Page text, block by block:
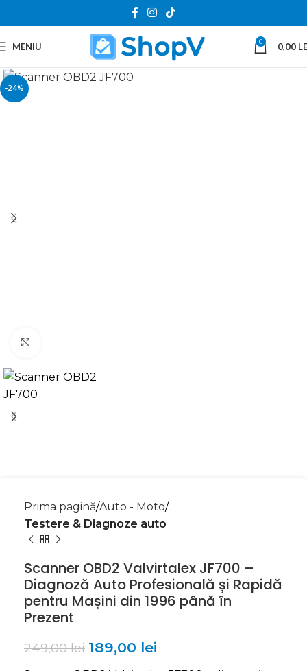
MENIU 0 0,00
-24%
Prima pagină Auto - Moto
Testere & Diagnoze auto
Scanner OBD2 Valvirtalex JF700 –
Diagnoză Auto Profesională și Rapidă
pentru Mașini din 1996 până în
Prezent
249,00lei 189,00 lei